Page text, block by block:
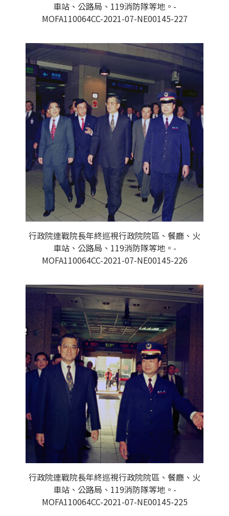
車站、公路局、119消防隊等地。-
MOFA110064CC-2021-07-NE00145-227
行政院連戰院長年終巡視行政院院區、餐廳、火
車站、公路局、119消防隊等地。-
MOFA110064CC-2021-07-NE00145-226
行政院連戰院長年終巡視行政院院區、餐廳、火
車站、公路局、119消防隊等地。-
MOFA110064CC-2021-07-NE00145-225